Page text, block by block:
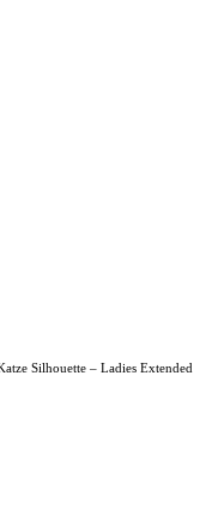
Silhouette – Ladies Extended